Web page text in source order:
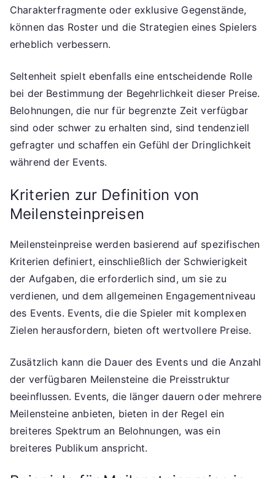
Charakterfragmente oder exklusive Gegenstände,
können das Roster und die Strategien eines Spielers
erheblich verbessern.
Seltenheit spielt ebenfalls eine entscheidende Rolle
bei der Bestimmung der Begehrlichkeit dieser Preise.
Belohnungen, die nur für begrenzte Zeit verfügbar
sind oder schwer zu erhalten sind, sind tendenziell
gefragter und schaffen ein Gefühl der Dringlichkeit
während der Events.
Kriterien zur Definition von
Meilensteinpreisen
Meilensteinpreise werden basierend auf spezifischen
Kriterien definiert, einschließlich der Schwierigkeit
der Aufgaben, die erforderlich sind, um sie zu
verdienen, und dem allgemeinen Engagementniveau
des Events. Events, die die Spieler mit komplexen
Zielen herausfordern, bieten oft wertvollere Preise.
Zusätzlich kann die Dauer des Events und die Anzahl
der verfügbaren Meilensteine die Preisstruktur
beeinflussen. Events, die länger dauern oder mehrere
Meilensteine anbieten, bieten in der Regel ein
breiteres Spektrum an Belohnungen, was ein
breiteres Publikum anspricht.